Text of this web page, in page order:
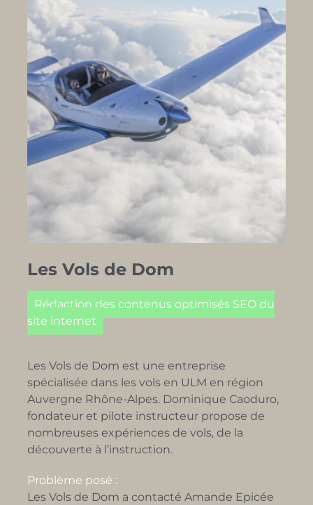
Les Vols de Dom
Rédaction des contenus optimisés SEO du
site internet
Les Vols de Dom est une entreprise
spécialisée dans les vols en ULM en région
Auvergne Rhône-Alpes. Dominique Caoduro,
fondateur et pilote instructeur propose de
nombreuses expériences de vols, de la
découverte à l’instruction.
Problème posé :
Les Vols de Dom a contacté Amande Epicée